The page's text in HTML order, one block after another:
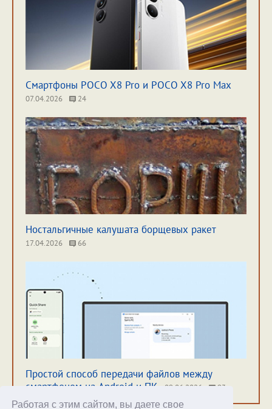
Работая с этим сайтом, вы даете свое
Смартфоны POCO X8 Pro и POCO X8 Pro Max
07.04.2026 24
Ностальгичные калушата борщевых ракет
17.04.2026 66
Простой способ передачи файлов между
смартфоном на Android и ПК
09.06.2026 93